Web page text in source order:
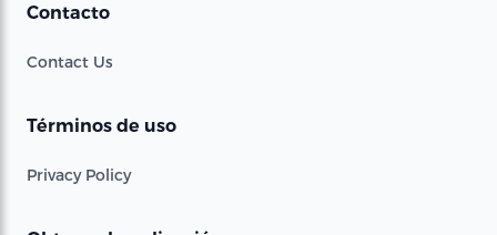
Contacto
Contact Us
Términos de uso
Privacy Policy